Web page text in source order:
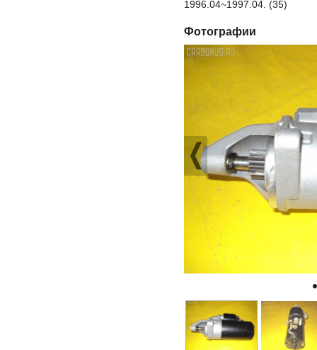
1996.04~1997.04. (35)
Фотографии